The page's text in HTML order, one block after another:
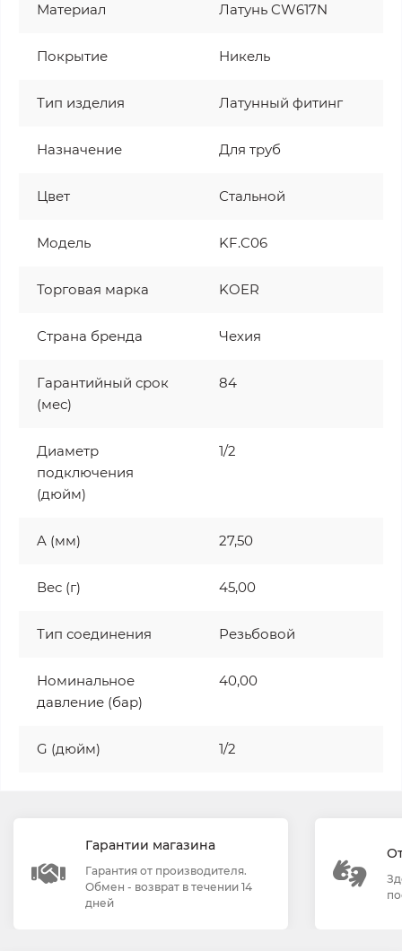
Материал Латунь CW617N
Покрытие Никель
Тип изделия Латунный фитинг
Назначение Для труб
Цвет Стальной
Модель KF.C06
Торговая марка KOER
Страна бренда Чехия
Гарантийный срок
(мес)
84
Диаметр
подключения
(дюйм)
1/2
A (мм) 27,50
Вес (г) 45,00
Тип соединения Резьбовой
Номинальное
давление (бар)
40,00
G (дюйм) 1/2
Гарантии магазина
Гарантия от производителя.
Обмен - возврат в течении 14
дней